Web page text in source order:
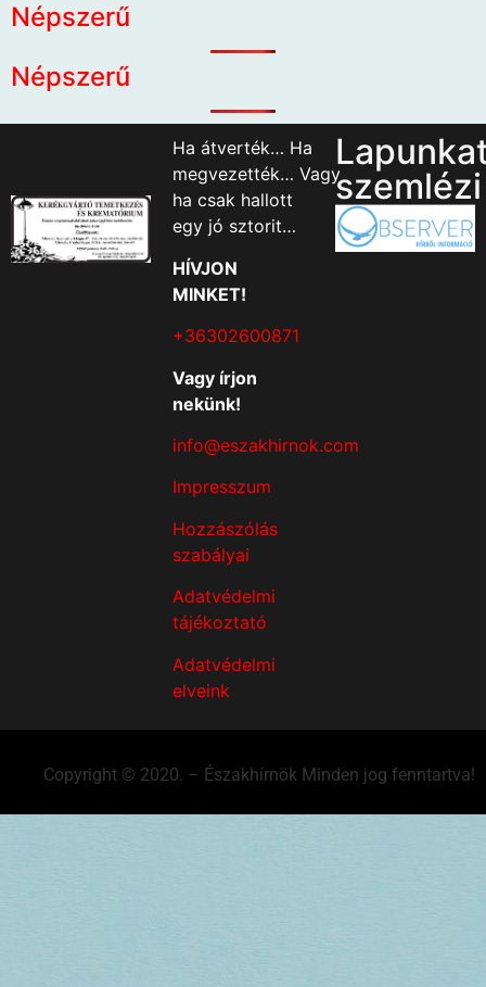
Népszerű
Népszerű
Ha átverték… Ha
megvezették… Vagy
ha csak hallott
egy jó sztorit…
HÍVJON
MINKET!
+36302600871
Vagy írjon
nekünk!
info@eszakhirnok.com
Impresszum
Hozzászólás
szabályai
Adatvédelmi
tájékoztató
Adatvédelmi
elveink
szemlézi
Copyright © 2020. – Északhírnök Minden jog fenntartva!